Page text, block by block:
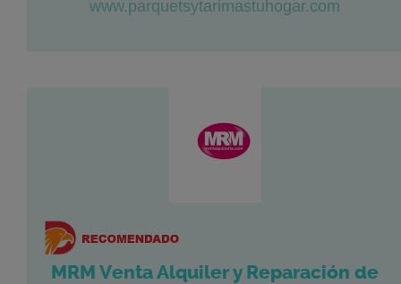
www.parquetsytarimastuhogar.com
MRM Venta Alquiler y Reparación de